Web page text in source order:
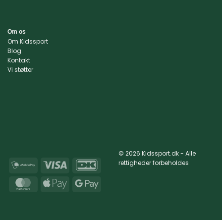
Om os
Om Kidssport
Blog
Kontakt
Vi støtter
MobilePay Visa DanKort
MasterCardApple
Google
© 2026 Kidssport.dk - Alle
rettigheder forbeholdes